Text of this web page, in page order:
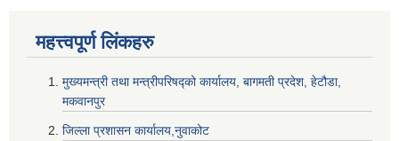
महत्त्वपूर्ण लि‌ंकहरु
मुख्यमन्त्री तथा मन्त्रीपरिषद्को कार्यालय, बागमती प्रदेश, हेटौडा,
मकवानपुर
जिल्ला प्रशासन कार्यालय,नुवाकोट